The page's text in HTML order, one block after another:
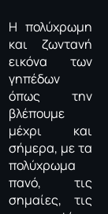
Η πολύχρωμη
και ζωντανή
εικόνα των
γηπέδων
όπως την
βλέπουμε
μέχρι και
σήμερα, με τα
πολύχρωμα
πανό, τις
σημαίες, τις